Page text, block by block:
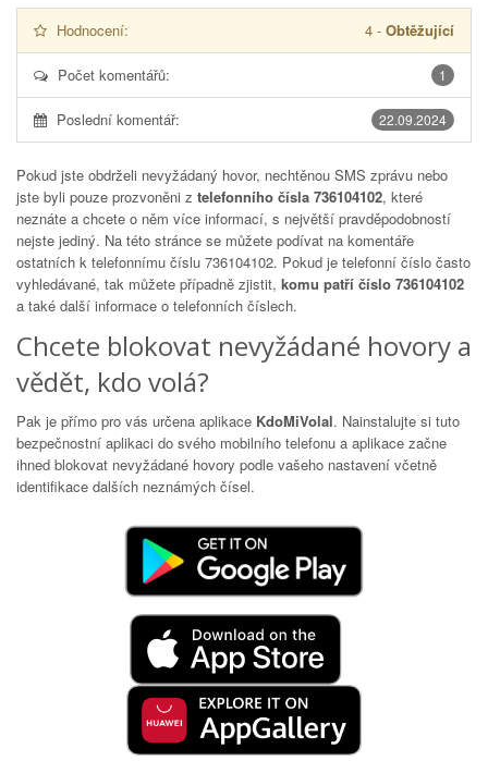
Hodnocení: 4 - Obtěžující
1
Počet komentářů:
22.09.2024
Poslední komentář:
Pokud jste obdrželi nevyžádaný hovor, nechtěnou SMS zprávu nebo
jste byli pouze prozvoněni z telefonního čísla 736104102, které
neznáte a chcete o něm více informací, s největší pravděpodobností
nejste jediný. Na této stránce se můžete podívat na komentáře
ostatních k telefonnímu číslu 736104102. Pokud je telefonní číslo často
vyhledávané, tak můžete případně zjistit, komu patří číslo 736104102
a také další informace o telefonních číslech.
Chcete blokovat nevyžádané hovory a
vědět, kdo volá?
Pak je přímo pro vás určena aplikace KdoMiVolal. Nainstalujte si tuto
bezpečnostní aplikaci do svého mobilního telefonu a aplikace začne
ihned blokovat nevyžádané hovory podle vašeho nastavení včetně
identifikace dalších neznámých čísel.